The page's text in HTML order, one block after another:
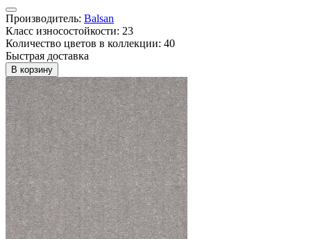
Производитель: Balsan
Класс износостойкости: 23
Количество цветов в коллекции: 40
Быстрая доставка
В корзину